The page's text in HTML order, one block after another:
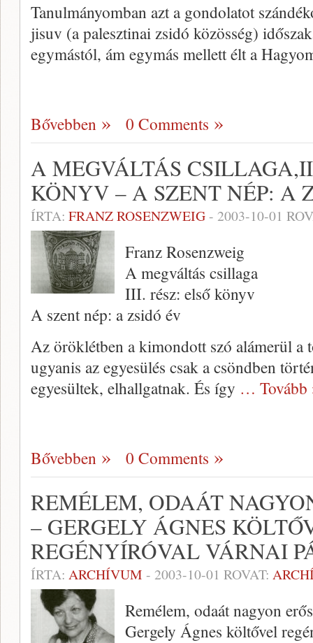
Tanulmányomban azt a gondolatot
jisuv (a palesztinai zsidó közösség)
egymástól, ám egymás mellett élt a
Bővebben 0 Comments
A MEGVÁLTÁS
KÖNYV – A SZENT NÉP: A
ÍRTA: FRANZ ROSENZWEIG- 2003-10-01
Franz Rosenzweig
A megváltás csillaga
III. rész: első könyv
A szent nép: a zsidó év
Az öröklétben a kimondott szó alámerül a
ugyan­is az egyesülés csak a csöndben
egyesültek, elhallgatnak. És így … Tovább
Bővebben 0 Comments
REMÉLEM, ODAÁT
– GERGELY ÁGNES
REGÉNYÍRÓVAL VÁRNAI
ÍRTA: ARCHÍVUM - 2003-10-01 ROVAT:
Remélem, odaát nagyon
Gergely Ágnes költővel